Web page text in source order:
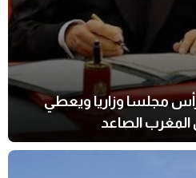
مجلسا وزاريا ويعطي
الصاعد